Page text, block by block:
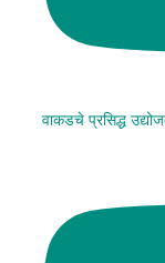
वाकडचे प्रसिद्ध